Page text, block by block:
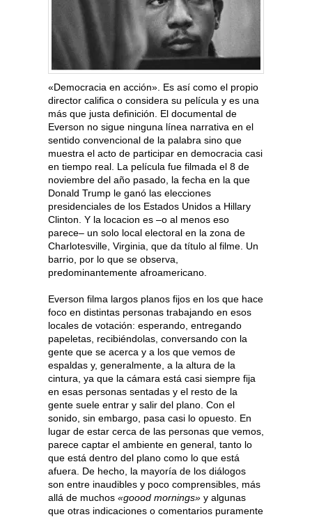
«Democracia en acción». Es así como el propio
director califica o considera su película y es una
más que justa definición. El documental de
Everson no sigue ninguna línea narrativa en el
sentido convencional de la palabra sino que
muestra el acto de participar en democracia casi
en tiempo real. La película fue filmada el 8 de
noviembre del año pasado, la fecha en la que
Donald Trump le ganó las elecciones
presidenciales de los Estados Unidos a Hillary
Clinton. Y la locacion es –o al menos eso
parece– un solo local electoral en la zona de
Charlotesville, Virginia, que da título al filme. Un
barrio, por lo que se observa,
predominantemente afroamericano.
Everson filma largos planos fijos en los que hace
foco en distintas personas trabajando en esos
locales de votación: esperando, entregando
papeletas, recibiéndolas, conversando con la
gente que se acerca y a los que vemos de
espaldas y, generalmente, a la altura de la
cintura, ya que la cámara está casi siempre fija
en esas personas sentadas y el resto de la
gente suele entrar y salir del plano. Con el
sonido, sin embargo, pasa casi lo opuesto. En
lugar de estar cerca de las personas que vemos,
parece captar el ambiente en general, tanto lo
que está dentro del plano como lo que está
afuera. De hecho, la mayoría de los diálogos
son entre inaudibles y poco comprensibles, más
allá de muchos «goood mornings» y algunas
que otras indicaciones o comentarios puramente